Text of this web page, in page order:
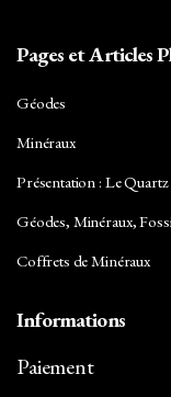
Pages et Articles
Géodes
Minéraux
Présentation : Le
Géodes, Minéraux,
Coffrets de Minéraux
Informations
Paiement